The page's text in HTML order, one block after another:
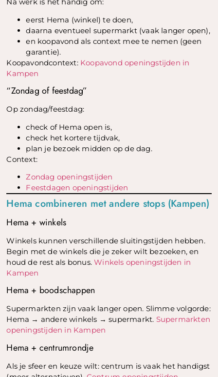
Na werk is het handig om:
eerst Hema (winkel) te doen,
daarna eventueel supermarkt (vaak langer open),
en koopavond als context mee te nemen (geen
garantie).
Koopavondcontext: Koopavond openingstijden in
Kampen
“Zondag of feestdag”
Op zondag/feestdag:
check of Hema open is,
check het kortere tijdvak,
plan je bezoek midden op de dag.
Context:
Zondag openingstijden
Feestdagen openingstijden
Hema combineren met andere stops (Kampen)
Hema + winkels
Winkels kunnen verschillende sluitingstijden hebben.
Begin met de winkels die je zeker wilt bezoeken, en
houd de rest als bonus.Winkels openingstijden in
Kampen
Hema + boodschappen
Supermarkten zijn vaak langer open. Slimme volgorde:
Hema → andere winkels → supermarkt. Supermarkten
openingstijden in Kampen
Hema + centrumrondje
Als je sfeer en keuze wilt: centrum is vaak het handigst